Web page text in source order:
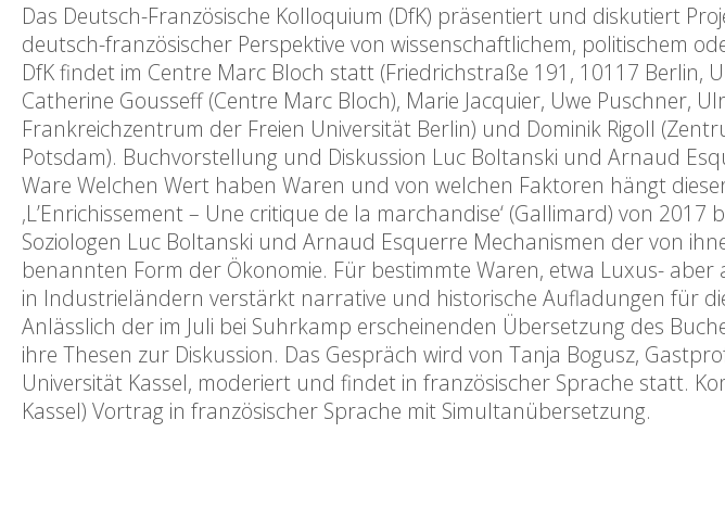
Das Deutsch-Französische Kolloquium (DfK) präsentiert und diskutiert
deutsch-französischer Perspektive von wissenschaftlichem, politischem
DfK findet im Centre Marc Bloch statt (Friedrichstraße 191, 10117 Berlin,
Catherine Gousseff (Centre Marc Bloch), Marie Jacquier, Uwe Puschner,
Frankreichzentrum der Freien Universität Berlin) und Dominik Rigoll
Potsdam). Buchvorstellung und Diskussion Luc Boltanski und Arnaud
Ware Welchen Wert haben Waren und von welchen Faktoren hängt
‚L’Enrichissement – Une critique de la marchandise‘ (Gallimard) von 2017
Soziologen Luc Boltanski und Arnaud Esquerre Mechanismen der von
benannten Form der Ökonomie. Für bestimmte Waren, etwa Luxus-
in Industrieländern verstärkt narrative und historische Aufladungen für
Anlässlich der im Juli bei Suhrkamp erscheinenden Übersetzung des
ihre Thesen zur Diskussion. Das Gespräch wird von Tanja Bogusz,
Universität Kassel, moderiert und findet in französischer Sprache statt.
Kassel) Vortrag in französischer Sprache mit Simultanübersetzung.